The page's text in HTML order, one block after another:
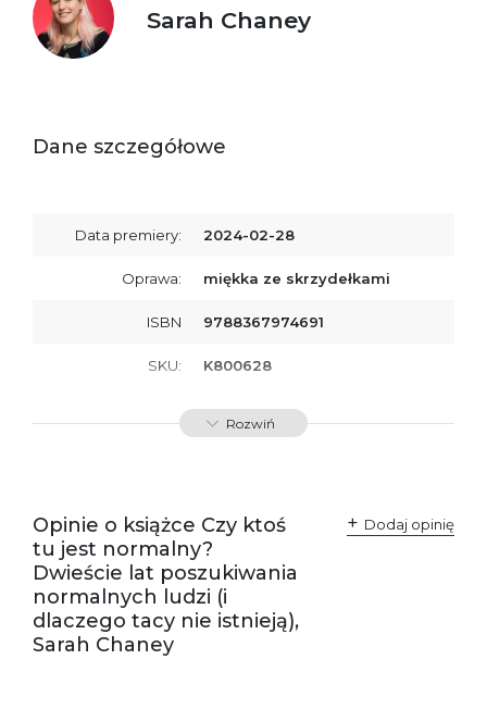
Sarah Chaney
Dane szczegółowe
Data premiery: 2024-02-28
Oprawa: miękka ze skrzydełkami
ISBN 9788367974691
SKU: K800628
Rozwiń
Opinie o książce Czy ktoś
tu jest normalny?
Dwieście lat poszukiwania
normalnych ludzi (i
dlaczego tacy nie istnieją),
Sarah Chaney
Dodaj opinię